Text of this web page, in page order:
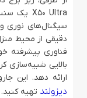
سیگنال‌های نوری
دقیقی از محیط
فناوری پیشرفته
بالایی شبیه‌سازی
ارائه دهد. این
دیزولند تهیه کنید.